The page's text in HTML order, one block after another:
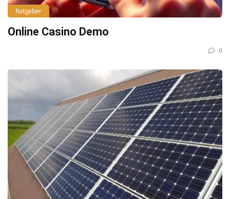
Ratgeber
Online Casino Demo
0